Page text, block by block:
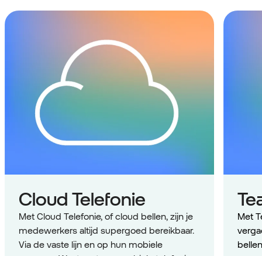
Cloud Telefonie
Met Cloud Telefonie, of cloud bellen, zijn je
medewerkers altijd supergoed bereikbaar.
Via de vaste lijn en op hun mobiele
Met